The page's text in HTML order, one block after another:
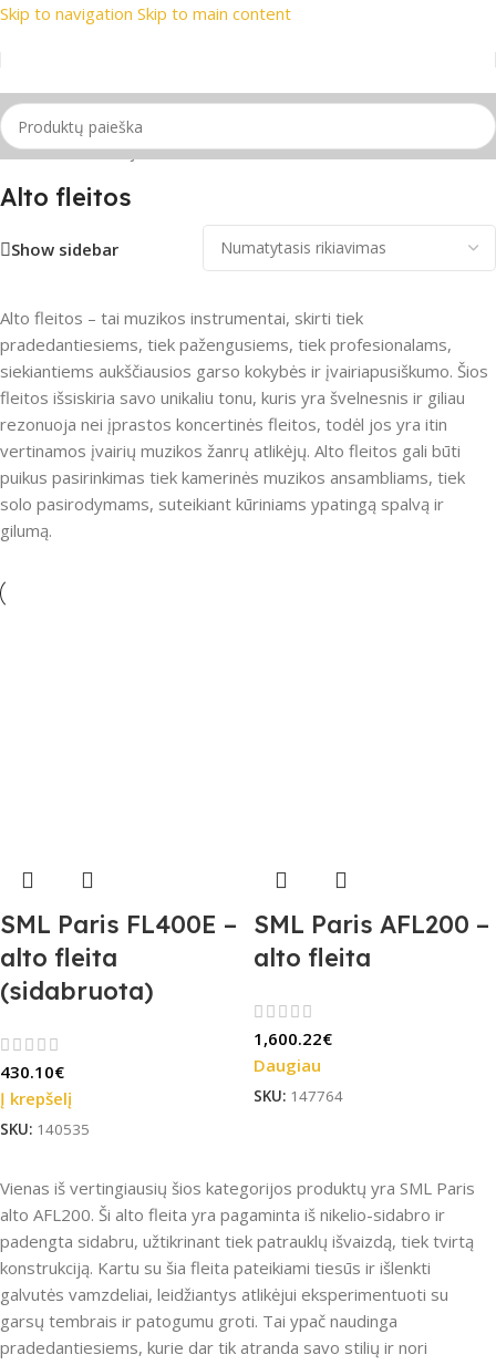
Skip to navigation Skip to main content
📦 Nemokamas
Pradžia/Pučiamieji instrumentai/Fleitos/Alto fleitos
Alto fleitos
Show sidebar
Alto fleitos – tai muzikos instrumentai, skirti tiek
pradedantiesiems, tiek pažengusiems, tiek profesionalams,
siekiantiems aukščiausios garso kokybės ir įvairiapusiškumo. Šios
fleitos išsiskiria savo unikaliu tonu, kuris yra švelnesnis ir giliau
rezonuoja nei įprastos koncertinės fleitos, todėl jos yra itin
vertinamos įvairių muzikos žanrų atlikėjų. Alto fleitos gali būti
puikus pasirinkimas tiek kamerinės muzikos ansambliams, tiek
solo pasirodymams, suteikiant kūriniams ypatingą spalvą ir
gilumą.
SML Paris FL400E –
alto fleita
(sidabruota)
430.10€
Į krepšelį
SKU: 140535
SML Paris AFL200 –
alto fleita
1,600.22€
Daugiau
SKU: 147764
Vienas iš vertingiausių šios kategorijos produktų yra SML Paris
alto AFL200. Ši alto fleita yra pagaminta iš nikelio-sidabro ir
padengta sidabru, užtikrinant tiek patrauklų išvaizdą, tiek tvirtą
konstrukciją. Kartu su šia fleita pateikiami tiesūs ir išlenkti
galvutės vamzdeliai, leidžiantys atlikėjui eksperimentuoti su
garsų tembrais ir patogumu groti. Tai ypač naudinga
pradedantiesiems, kurie dar tik atranda savo stilių ir nori